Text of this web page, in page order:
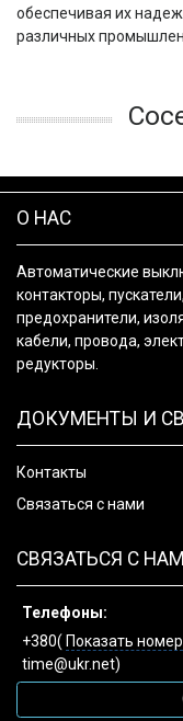
обеспечивая их
различных
О НАС
Автоматические
контакторы,
предохранители,
кабели, провода,
редукторы.
ДОКУМЕНТЫ И
Контакты
Связаться с нами
СВЯЗАТЬСЯ С
Телефоны:
+380( Показать номер
time@ukr.net)